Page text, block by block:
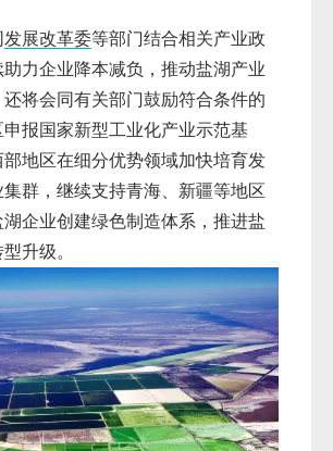
发展改革委等部门结合相关产业政
力企业降本减负，推动盐湖产业
将会同有关部门鼓励符合条件的
报国家新型工业化产业示范基
地区在细分优势领域加快培育发
集群，继续支持青海、新疆等地区
企业创建绿色制造体系，推进盐
升级。